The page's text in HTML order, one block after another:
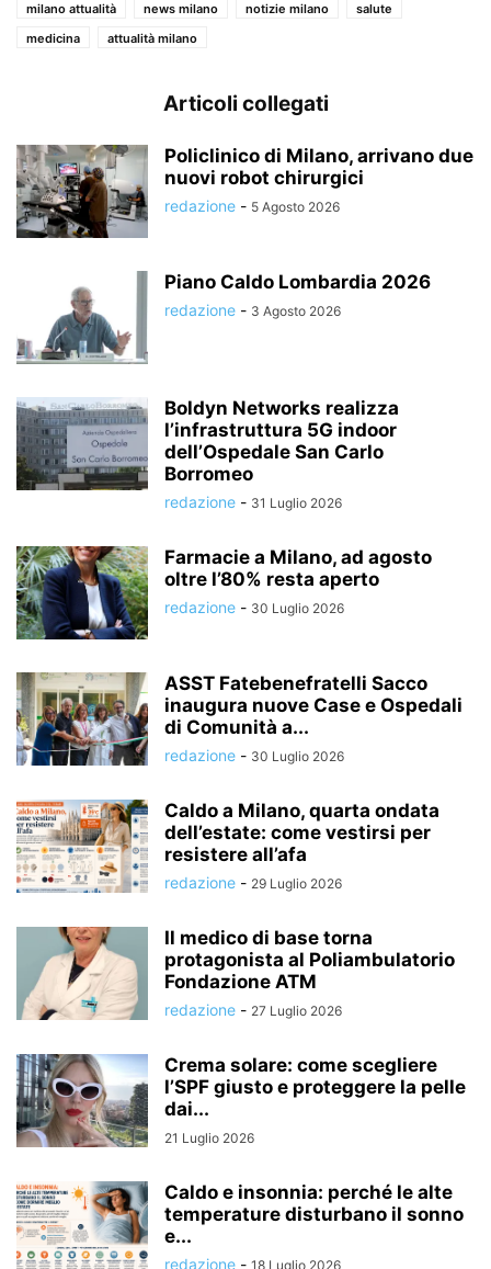
milano attualità
news milano notizie milano
salute
medicina
attualità milano
Articoli collegati
Policlinico di Milano, arrivano due
nuovi robot chirurgici
redazione - 5 Agosto 2026
Piano Caldo Lombardia 2026
redazione - 3 Agosto 2026
Boldyn Networks realizza
l’infrastruttura 5G indoor
dell’Ospedale San Carlo
Borromeo
redazione - 31 Luglio 2026
Farmacie a Milano, ad agosto
oltre l’80% resta aperto
redazione - 30 Luglio 2026
ASST Fatebenefratelli Sacco
inaugura nuove Case e Ospedali
di Comunità a...
redazione - 30 Luglio 2026
Caldo a Milano, quarta ondata
dell’estate: come vestirsi per
resistere all’afa
redazione - 29 Luglio 2026
Il medico di base torna
protagonista al Poliambulatorio
Fondazione ATM
redazione - 27 Luglio 2026
Crema solare: come scegliere
l’SPF giusto e proteggere la pelle
dai...
21 Luglio 2026
Caldo e insonnia: perché le alte
temperature disturbano il sonno
e...
redazione - 18 Luglio 2026